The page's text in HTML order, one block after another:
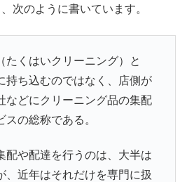
次のように書いています。
たくはいクリーニング）と
持ち込むのではなく、店側が
などにクリーニング品の集配
の総称である。
配や配達を行うのは、大半は
、近年はそれだけを専門に扱